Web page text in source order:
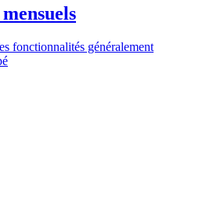
fonctionnalités généralement